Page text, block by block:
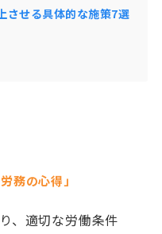
させる具体的な施策7選
務の心得」
、適切な労働条件